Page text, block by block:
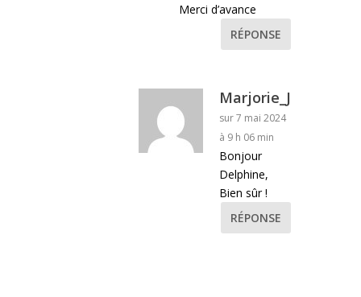
Merci d’avance
RÉPONSE
Marjorie_J
sur 7 mai 2024
à 9 h 06 min
Bonjour
Delphine,
Bien sûr !
RÉPONSE